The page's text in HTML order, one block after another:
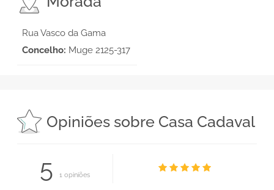
Rua Vasco da Gama
Concelho: Muge 2125-317
Opiniões sobre Casa Cadaval
5 1 opiniões